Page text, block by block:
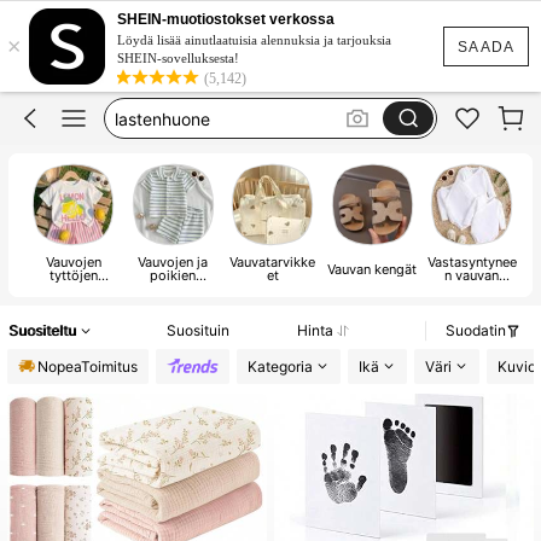
SAADA
×
SHEIN-muotiostokset verkossa
Löydä lisää ainutlaatuisia alennuksia ja tarjouksia
SHEIN-sovelluksesta!
(5,142)
baby shower
kids room
lastenhuone
baby girl
Vauvojen
tyttöjen
Vauvojen ja
poikien
Vauvatarvikke
et Vauvan kengät Vastasyntynee
n vauvan
Suositeltu Suosituin Hinta
Suodatin
NopeaToimitus
Kategoria Ikä Väri